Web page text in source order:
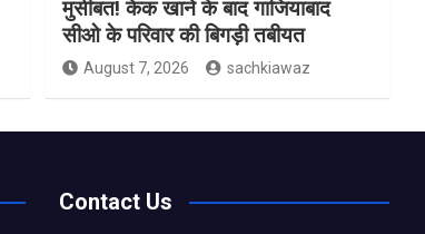
मुसीबत! केक खाने के बाद गाजियाबाद
सीओ के परिवार की बिगड़ी तबीयत
August 7, 2026 sachkiawaz
Contact Us